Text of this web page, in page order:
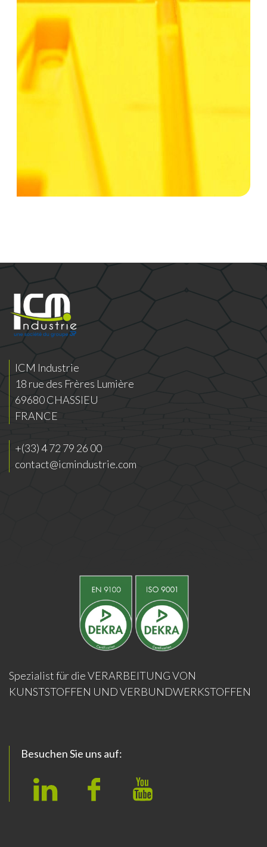
ICM Industrie
18 rue des Frères Lumière
69680 CHASSIEU
FRANCE
+(33) 4 72 79 26 00
contact@icmindustrie.com
Spezialist für die VERARBEITUNG VON
KUNSTSTOFFEN UND VERBUNDWERKSTOFFEN
Besuchen Sie uns auf:
L
F
Y